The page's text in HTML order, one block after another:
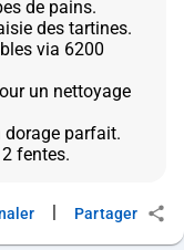
de pains.
des tartines.
via 6200
un nettoyage
dorage parfait.
Partager